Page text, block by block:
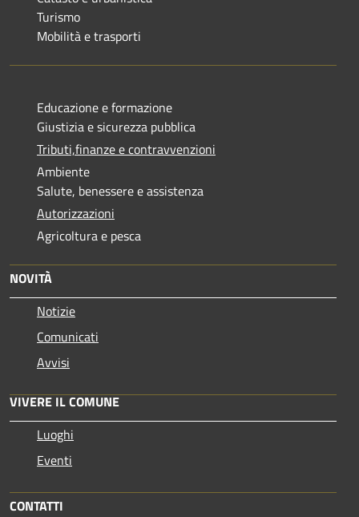
Turismo
Mobilità e trasporti
Educazione e formazione
Giustizia e sicurezza pubblica
Tributi,finanze e contravvenzioni
Ambiente
Salute, benessere e assistenza
Autorizzazioni
Agricoltura e pesca
NOVITÀ
Notizie
Comunicati
Avvisi
VIVERE IL COMUNE
Luoghi
Eventi
CONTATTI